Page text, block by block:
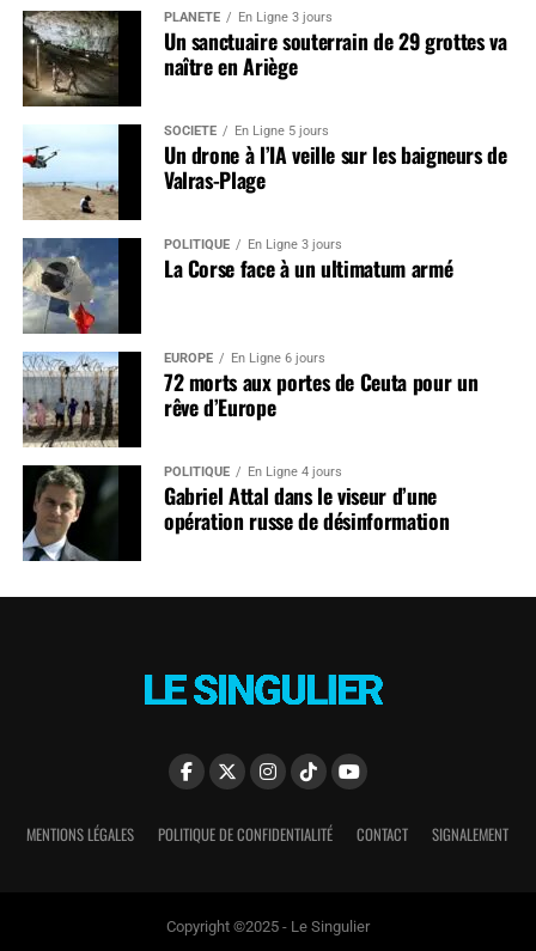
PLANÈTE En Ligne 3 jours
Un sanctuaire souterrain de 29 grottes va
naître en Ariège
SOCIÉTÉ En Ligne 5 jours
Un drone à l’IA veille sur les baigneurs de
Valras-Plage
POLITIQUE En Ligne 3 jours
La Corse face à un ultimatum armé
EUROPE En Ligne 6 jours
72 morts aux portes de Ceuta pour un
rêve d’Europe
POLITIQUE En Ligne 4 jours
Gabriel Attal dans le viseur d’une
opération russe de désinformation
MENTIONS LÉGALES POLITIQUE DE CONFIDENTIALITÉ CONTACT SIGNALEMENT
Copyright ©2025 - Le Singulier